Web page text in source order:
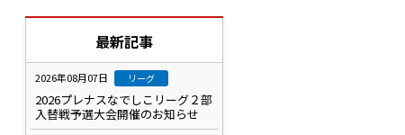
最新記事
2026年08月07日 リーグ
2026プレナスなでしこリーグ２部
入替戦予選大会開催のお知らせ